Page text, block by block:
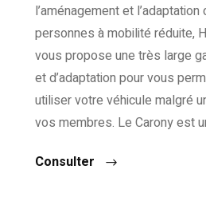
l’aménagement et
personnes à mobilité réduite,
vous propose une très large
et d’adaptation pour vous
utiliser votre véhicule malgré
vos membres. Le Carony est
Consulter